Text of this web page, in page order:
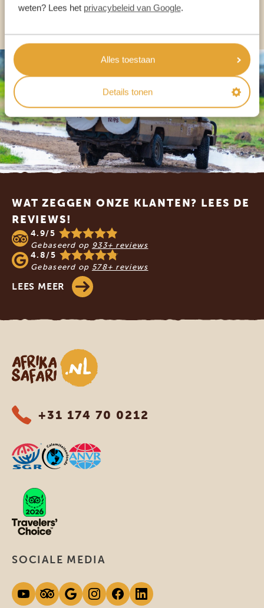
weten? Lees het privacybeleid van Google.
Alles toestaan
Details tonen
ANDERE LANDEN
Footer
WAT ZEGGEN ONZE KLANTEN? LEES DE
REVIEWS!
4.9/5
Gebaseerd op 933+ reviews
4.8/5
Gebaseerd op 578+ reviews
LEES MEER
Afrika safari
+31 174 70 0212
SOCIALE MEDIA